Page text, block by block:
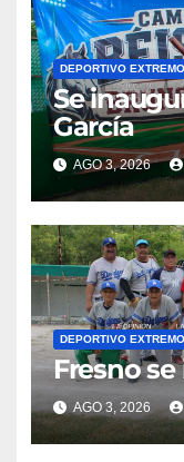
DEPORTIVO EXTREMO
Se
García
AGO 3, 2026
DEPORTIVO EXTREMO
Fresno
AGO 3, 2026